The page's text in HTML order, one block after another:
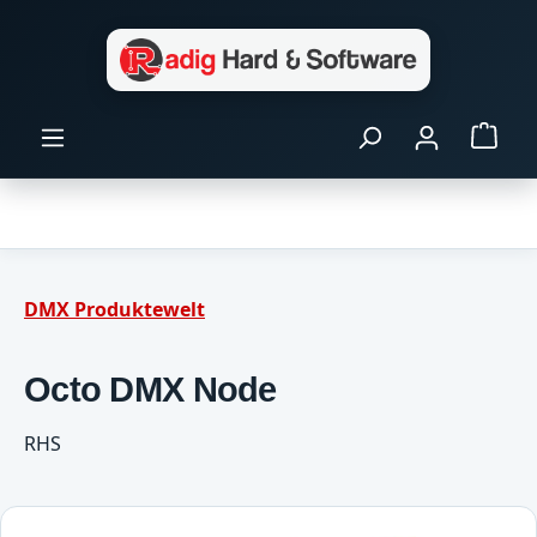
Zum Hauptinhalt springen
DMX Produktewelt
Octo DMX Node
RHS